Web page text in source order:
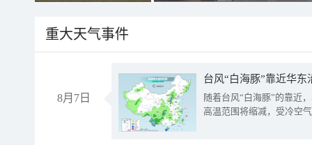
重大天气事件
8月7日
台风“白海豚”靠近华
随着台风“白海豚”的靠近
高温范围将缩减，受冷空